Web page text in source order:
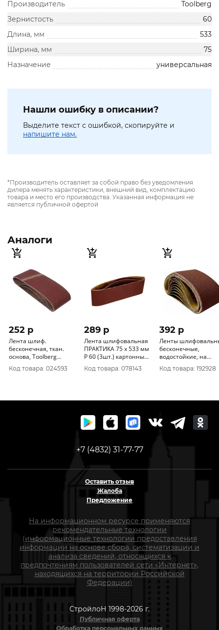
Производитель
Toolberg
Зернистость
60
Длина, мм
533
Ширина, мм
75
Назначение
универсальная
Нашли ошибку в описании?
Выделите текст с ошибкой, скопируйте и
напишите нам.
*Производитель оставляет за собой право без уведомления
дилера менять характеристики, внешний вид, комплектацию
товара и место его производства. Указанная информация не
является публичной офертой
Аналоги
252 p
Лента шлиф.
бесконечная, ткан.
основа, Toolberg
75х533мм, (3шт). зерно
80 2205013
Код товара: 024593
289 p
Лента шлифовальная
ПРАКТИКА 75 х 533 мм
P 60 (3шт.) картонный
подвес 031-433
Код товара: 078143
392 p
Ленты
бесконечные,
водостойкие, на
тканевой основе, 5
шт., 75х533 мм Р 60
Код товара: 192928
+7 (4832) 31-77-77
Оставить отзыв
Жалоба
Предложение
На информационном ресурсе применяются
рекомендательные технологии
(информационные технологии предоставления
информации на основе сбора, систематизации и
анализа сведений, относящихся к
предпочтениям пользователей сети «Интернет»,
находящихся на территории Российской
Федерации)
СтройлоН 1998-2026 г.
Публичная оферта
Обработка персональных данных